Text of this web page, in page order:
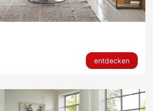
entdecken